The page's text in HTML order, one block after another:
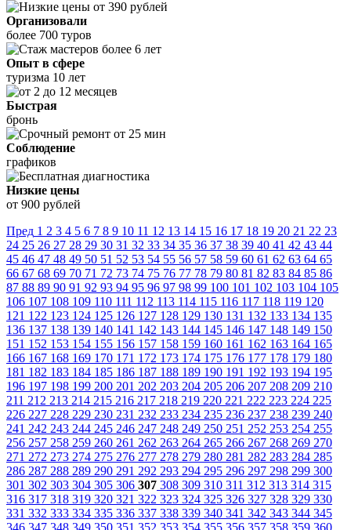
Организовали
более 700 туров
Опыт в сфере
туризма 10 лет
Быстрая
бронь
Соблюдение
графиков
Низкие цены
от 900 рублей
Пред 1 2 3 4 5 6 7 8 9 10 11 12 13 14 15 16 17 18 19 20 21 22 23
24 25 26 27 28 29 30 31 32 33 34 35 36 37 38 39 40 41 42 43 44
45 46 47 48 49 50 51 52 53 54 55 56 57 58 59 60 61 62 63 64 65
66 67 68 69 70 71 72 73 74 75 76 77 78 79 80 81 82 83 84 85 86
87 88 89 90 91 92 93 94 95 96 97 98 99 100 101 102 103 104 105
106 107 108 109 110 111 112 113 114 115 116 117 118 119 120
121 122 123 124 125 126 127 128 129 130 131 132 133 134 135
136 137 138 139 140 141 142 143 144 145 146 147 148 149 150
151 152 153 154 155 156 157 158 159 160 161 162 163 164 165
166 167 168 169 170 171 172 173 174 175 176 177 178 179 180
181 182 183 184 185 186 187 188 189 190 191 192 193 194 195
196 197 198 199 200 201 202 203 204 205 206 207 208 209 210
211 212 213 214 215 216 217 218 219 220 221 222 223 224 225
226 227 228 229 230 231 232 233 234 235 236 237 238 239 240
241 242 243 244 245 246 247 248 249 250 251 252 253 254 255
256 257 258 259 260 261 262 263 264 265 266 267 268 269 270
271 272 273 274 275 276 277 278 279 280 281 282 283 284 285
286 287 288 289 290 291 292 293 294 295 296 297 298 299 300
301 302 303 304 305 306 307 308 309 310 311 312 313 314 315
316 317 318 319 320 321 322 323 324 325 326 327 328 329 330
331 332 333 334 335 336 337 338 339 340 341 342 343 344 345
346 347 348 349 350 351 352 353 354 355 356 357 358 359 360